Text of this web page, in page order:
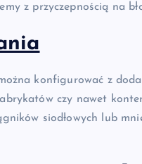
z przyczepnością na
konfigurować z
czy nawet
siodłowych lub